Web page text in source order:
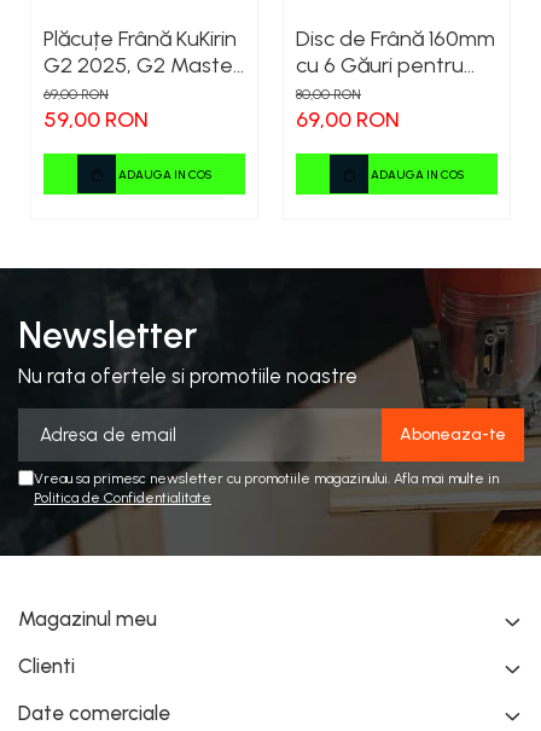
Plăcuțe Frână KuKirin
G2 2025, G2 Master,
G3 Pro, G4 – Set 2
Bucăți (Față sau
69,00 RON
59,00 RON
ADAUGA IN COS
Disc de Frână 160mm
cu 6 Găuri pentru
Trotinete Electrice
KuKirin G4 (Model
Performanță
Premium
80,00 RON
69,00 RON
ADAUGA IN COS
Newsletter
Nu rata ofertele si promotiile noastre
Vreau sa primesc newsletter cu promotiile magazinului. Afla mai multe in
Politica de Confidentialitate
Magazinul meu
Clienti
Date comerciale